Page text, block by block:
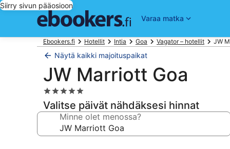
Siirry sivun pääosioon
Varaa matka
Ebookers.fi Hotellit Intia Goa Vagator – hotellit JW
Näytä kaikki majoituspaikat
JW Marriott Goa
5.0
tähden
majoituspaikka
Valitse päivät nähdäksesi hinnat
Minne olet menossa?